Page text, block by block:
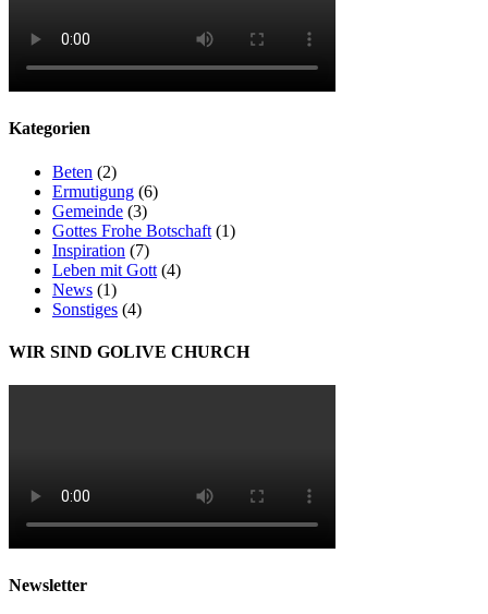
Kategorien
Beten (2)
Ermutigung (6)
Gemeinde (3)
Gottes Frohe Botschaft (1)
Inspiration (7)
Leben mit Gott (4)
News (1)
Sonstiges (4)
WIR SIND GOLIVE CHURCH
Newsletter